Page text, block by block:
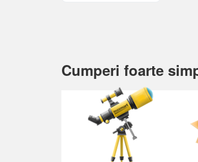
Cumperi foarte